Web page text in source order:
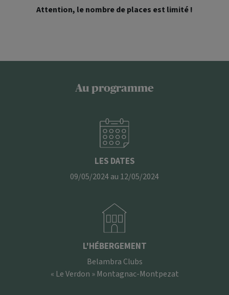
Attention, le nombre de places est limité !
Au programme
LES DATES
09/05/2024 au 12/05/2024
L'HÉBERGEMENT
Belambra Clubs
« Le Verdon » Montagnac-Montpezat